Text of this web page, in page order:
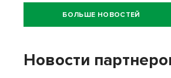
БОЛЬШЕ НОВОСТЕЙ
Новости